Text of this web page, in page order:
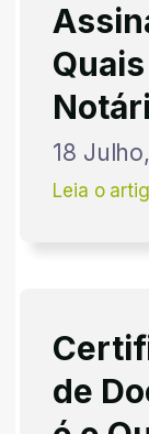
18
Leia o
de